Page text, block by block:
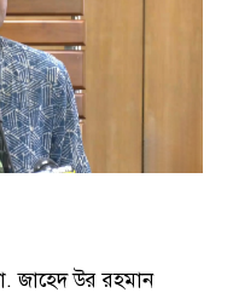
জাহেদ উর রহমান